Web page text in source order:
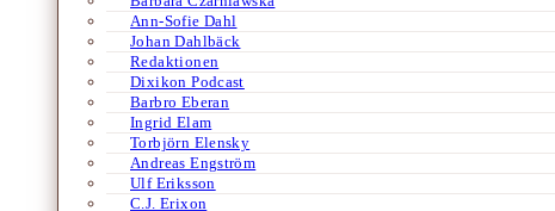
Ann-Sofie Dahl
Johan Dahlbäck
Redaktionen
Dixikon Podcast
Barbro Eberan
Ingrid Elam
Torbjörn Elensky
Andreas Engström
Ulf Eriksson
C.J. Erixon